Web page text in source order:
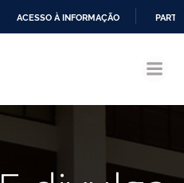
CONTEÚDO
ACESSO À INFORMAÇÃO